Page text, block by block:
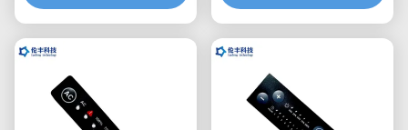
Toetsenbord
3M468 maken Flexibele